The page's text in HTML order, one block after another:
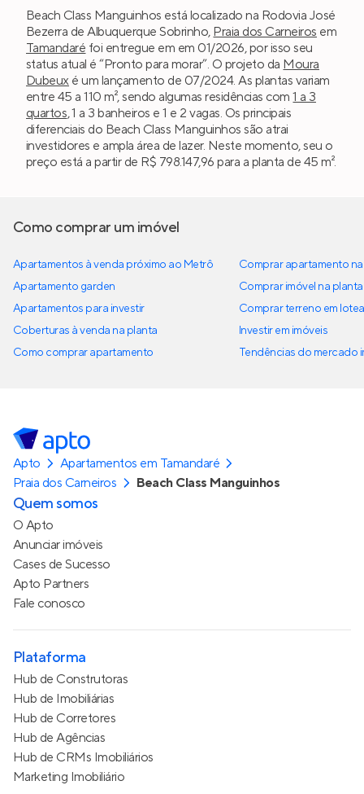
Beach Class Manguinhos está localizado na Rodovia José
Bezerra de Albuquerque Sobrinho, Praia dos Carneiros em
Tamandaré foi entregue em em 01/2026, por isso seu
status atual é “Pronto para morar”. O projeto da Moura
Dubeux é um lançamento de 07/2024. As plantas variam
entre 45 a 110 m², sendo algumas residências com1 a 3
quartos, 1 a 3 banheiros e 1 e 2 vagas. Os principais
diferenciais do Beach Class Manguinhos são atrai
investidores e ampla área de lazer. Neste momento, seu o
preço está a partir de R$ 798.147,96 para a planta de 45 m².
Como comprar um imóvel
Apartamentos à venda próximo ao Metrô
Apartamento garden
Apartamentos para investir
Coberturas à venda na planta
Como comprar apartamento
Comprar apartamento
Comprar imóvel na planta
Comprar terreno em
Investir em imóveis
Tendências do mercado
Apto
Apartamentos em Tamandaré
Praia dos Carneiros
Beach Class Manguinhos
Quem somos
O Apto
Anunciar imóveis
Cases de Sucesso
Apto Partners
Fale conosco
Plataforma
Hub de Construtoras
Hub de Imobiliárias
Hub de Corretores
Hub de Agências
Hub de CRMs Imobiliários
Marketing Imobiliário